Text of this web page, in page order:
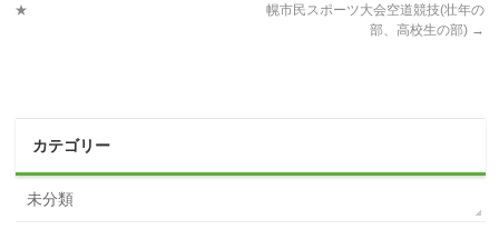
★
幌市民スポーツ大会空道競技(壮年の
部、高校生の部) →
カテゴリー
未分類